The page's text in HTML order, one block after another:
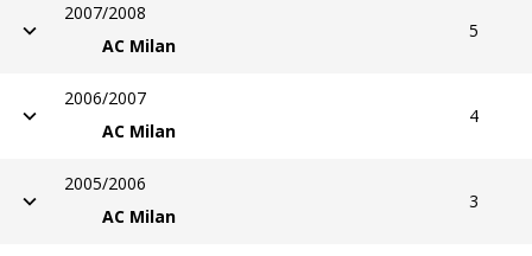
2007/2008
AC Milan
5
2006/2007
AC Milan
4
2005/2006
AC Milan
3